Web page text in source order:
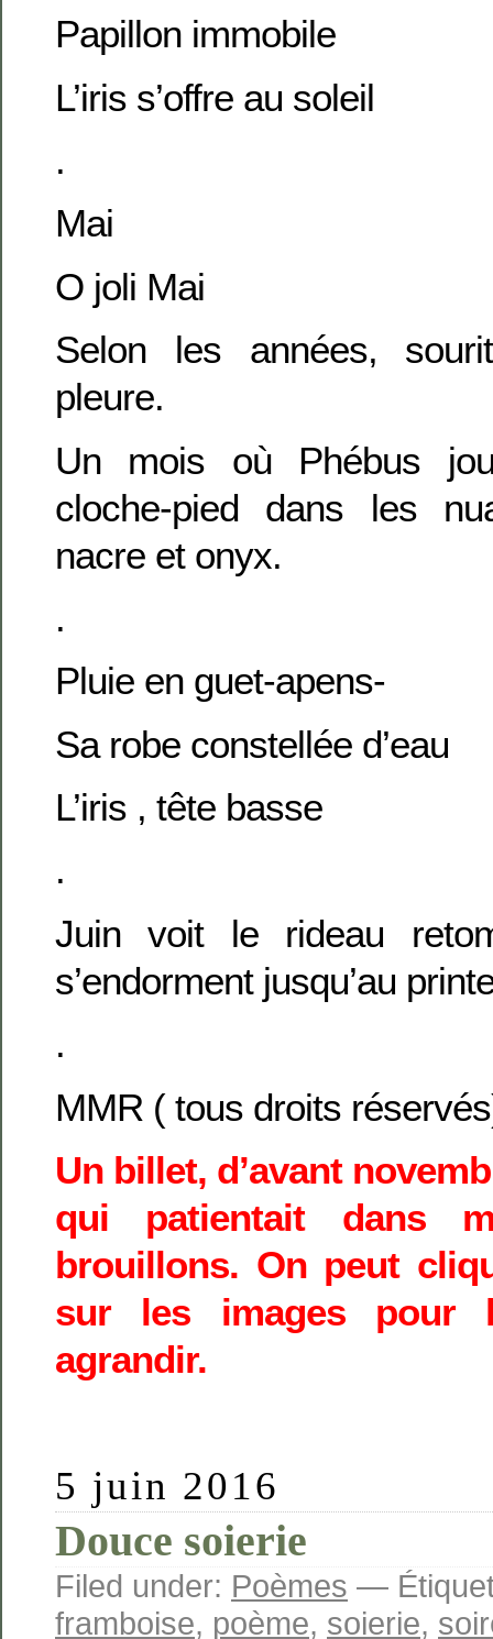
Papillon immobile
L’iris s’offre au soleil
.
Mai
O joli Mai
Selon les années,
pleure.
Un mois où Phébus
cloche-pied dans les
nacre et onyx.
.
Pluie en guet-apens-
Sa robe constellée d’eau
L’iris , tête basse
.
Juin voit le rideau
s’endorment jusqu’au
.
MMR ( tous droits
Un billet, d’avant
qui patientait dans
brouillons. On peut
sur les images pour
agrandir.
5 juin 2016
Douce soierie
Filed under: Poèmes —
framboise, poème, soierie,